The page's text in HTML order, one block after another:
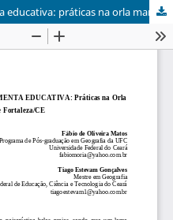
Aula de campo como ferramenta educativa: práticas na orla marítima de Fortaleza/CE /